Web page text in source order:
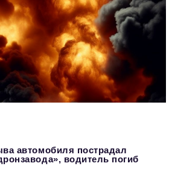
автомобиля пострадал
водитель погиб